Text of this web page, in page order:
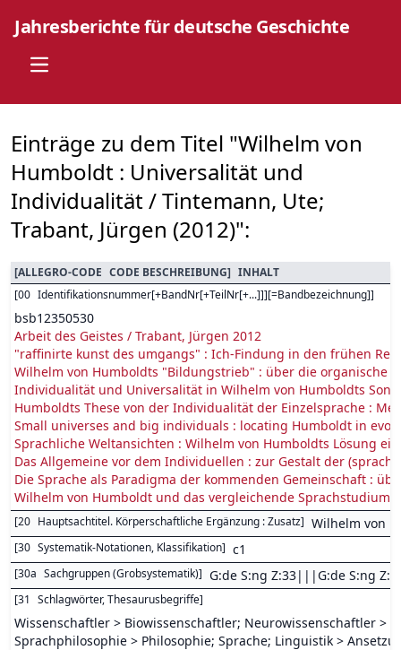
Jahresberichte für deutsche Geschichte
Open main menu
Einträge zu dem Titel "Wilhelm von
Humboldt : Universalität und
Individualität / Tintemann, Ute;
Trabant, Jürgen (2012)":
[ALLEGRO-CODE CODE BESCHREIBUNG] INHALT
[00 Identifikationsnummer[+BandNr[+TeilNr[+...]]][=Bandbezeichnung]]
bsb12350530
Arbeit des Geistes / Trabant, Jürgen 2012
"raffinirte kunst des umgangs" : Ich-Findung in den frühen
Wilhelm von Humboldts "Bildungstrieb" : über die organische
Individualität und Universalität in Wilhelm von Humboldts
Humboldts These von der Individualität der Einzelsprache :
Small universes and big individuals : locating Humboldt in
Sprachliche Weltansichten : Wilhelm von Humboldts Lösung
Das Allgemeine vor dem Individuellen : zur Gestalt der
Die Sprache als Paradigma der kommenden Gemeinschaft :
Wilhelm von Humboldt und das vergleichende Sprachstudium
[20 Hauptsachtitel. Körperschaftliche Ergänzung : Zusatz] Wilhelm von
[30 Systematik-Notationen, Klassifikation] c1
[30a Sachgruppen (Grobsystematik)] G:de S:ng Z:33|||G:de S:ng
[31 Schlagwörter, Thesaurusbegriffe]
Wissenschaftler > Biowissenschaftler; Neurowissenschaftler >
Sprachphilosophie > Philosophie; Sprache; Linguistik >